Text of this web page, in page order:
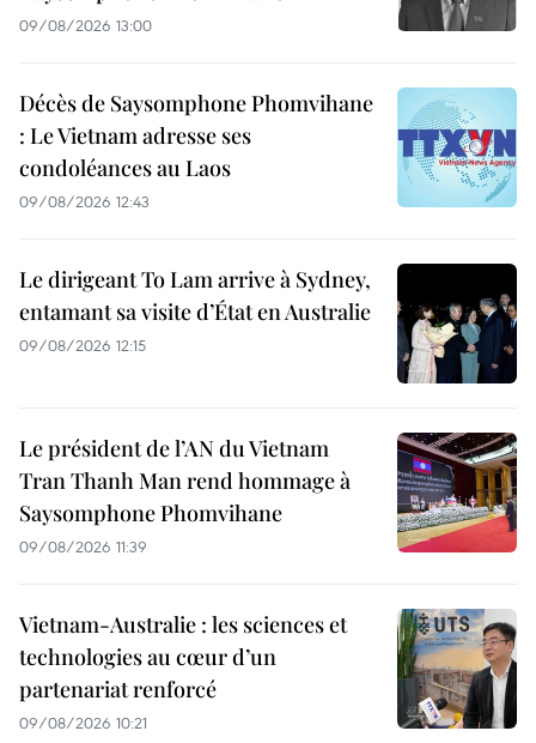
09/08/2026 13:00
Décès de Saysomphone Phomvihane
: Le Vietnam adresse ses
condoléances au Laos
09/08/2026 12:43
Le dirigeant To Lam arrive à Sydney,
entamant sa visite d’État en Australie
09/08/2026 12:15
Le président de l’AN du Vietnam
Tran Thanh Man rend hommage à
Saysomphone Phomvihane
09/08/2026 11:39
Vietnam-Australie : les sciences et
technologies au cœur d’un
partenariat renforcé
09/08/2026 10:21